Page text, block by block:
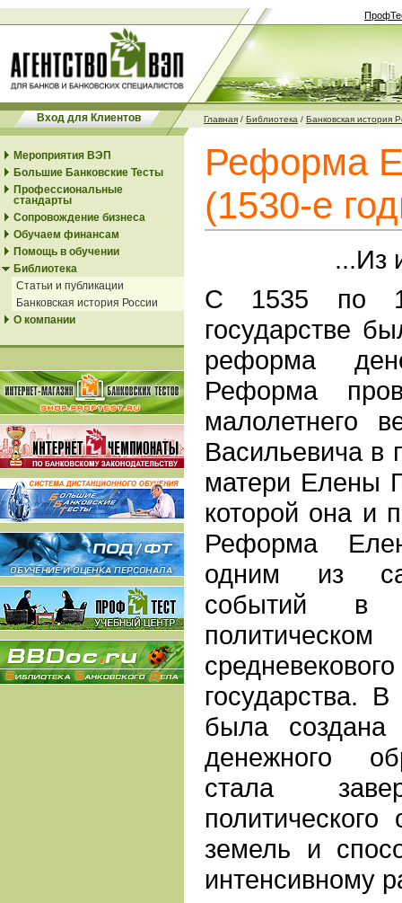
Вход для Клиентов Главная / Библиотека / Банковская история
Мероприятия ВЭП
Большие Банковские Тесты
Профессиональные
стандарты
Сопровождение бизнеса
Обучаем финансам
Помощь в обучении
Библиотека
Статьи и публикации
Банковская история России
О компании
Реформа
(1530-е
...Из
C 1535 по
государстве
реформа
Реформа
малолетнего
Васильевича в
матери Елены
которой она и
Реформа
одним из
событий в
государства.
была создана
денежного
стала
политического
земель и
интенсивному